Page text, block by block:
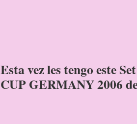
Esta vez les tengo este
CUP GERMANY 2006